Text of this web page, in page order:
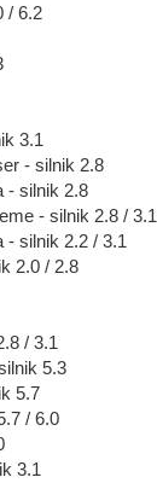
/ 6.2
3.1
- silnik 2.8
- silnik 2.8
- silnik 2.8 / 3.1
- silnik 2.2 / 3.1
2.0 / 2.8
/ 3.1
5.3
5.7
/ 6.0
3.1